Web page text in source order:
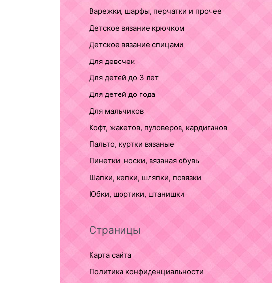
Варежки, шарфы, перчатки и прочее
Детское вязание крючком
Детское вязание спицами
Для девочек
Для детей до 3 лет
Для детей до года
Для мальчиков
Кофт, жакетов, пуловеров, кардиганов
Пальто, куртки вязаные
Пинетки, носки, вязаная обувь
Шапки, кепки, шляпки, повязки
Юбки, шортики, штанишки
Страницы
Карта сайта
Политика конфиденциальности